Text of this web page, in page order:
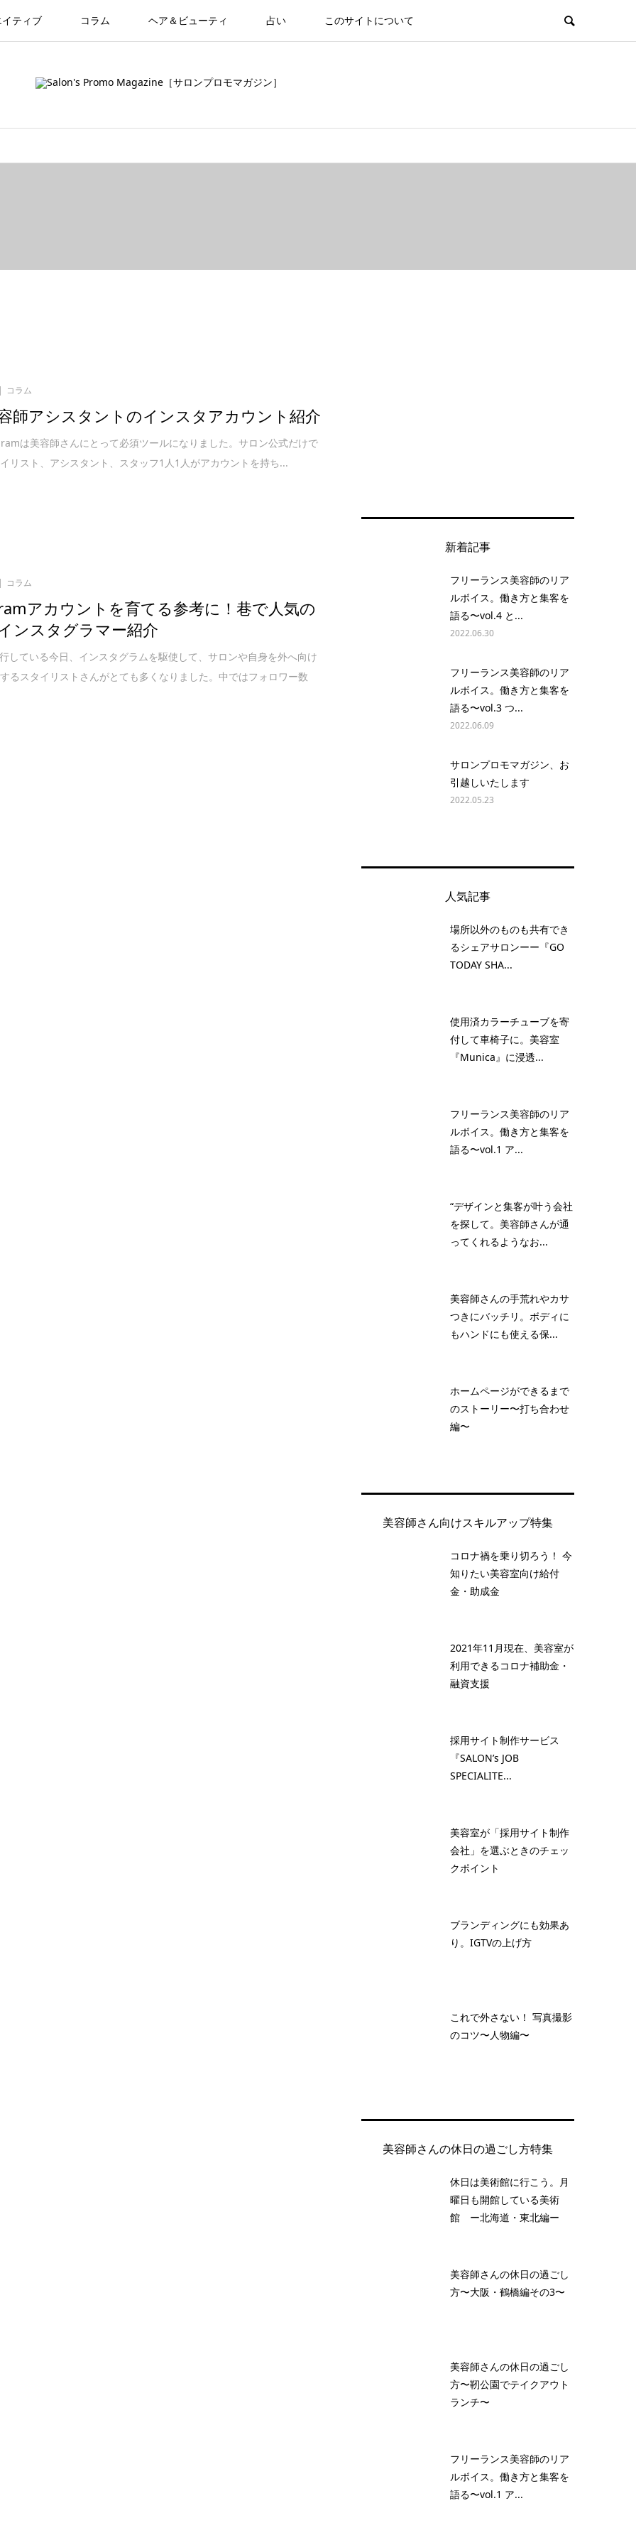
ティブ コラム ヘア＆ビューティ 占い このサイトについて
コラム
師アシスタントのインスタアカウント紹介
は美容師さんにとって必須ツールになりました。サロン公式だけで
リスト、アシスタント、スタッフ1人1人がアカウントを持ち...
コラム
アカウントを育てる参考に！巷で人気の
ンスタグラマー紹介
している今日、インスタグラムを駆使して、サロンや自身を外へ向け
るスタイリストさんがとても多くなりました。中ではフォロワー数
新着記事
フリーランス美容師のリア
ルボイス。働き方と集客を
語る〜vol.4 と...
2022.06.30
フリーランス美容師のリア
ルボイス。働き方と集客を
語る〜vol.3 つ...
2022.06.09
サロンプロモマガジン、お
引越しいたします
2022.05.23
人気記事
場所以外のものも共有でき
るシェアサロンーー『GO
TODAY SHA...
使用済カラーチューブを寄
付して車椅子に。美容室
『Munica』に浸透...
フリーランス美容師のリア
ルボイス。働き方と集客を
語る〜vol.1 ア...
“デザインと集客が叶う会社
を探して。美容師さんが通
ってくれるようなお...
美容師さんの手荒れやカサ
つきにバッチリ。ボディに
もハンドにも使える保...
ホームページができるまで
のストーリー〜打ち合わせ
編〜
美容師さん向けスキルアップ特集
コロナ禍を乗り切ろう！ 今
知りたい美容室向け給付
金・助成金
2021年11月現在、美容室が
利用できるコロナ補助金・
融資支援
採用サイト制作サービス
『SALON’s JOB
SPECIALITE...
美容室が「採用サイト制作
会社」を選ぶときのチェッ
クポイント
ブランディングにも効果あ
り。IGTVの上げ方
これで外さない！ 写真撮影
のコツ〜人物編〜
美容師さんの休日の過ごし方特集
休日は美術館に行こう。月
曜日も開館している美術
館 ー北海道・東北編ー
美容師さんの休日の過ごし
方〜大阪・鶴橋編その3〜
美容師さんの休日の過ごし
方〜靭公園でテイクアウト
ランチ〜
フリーランス美容師のリア
ルボイス。働き方と集客を
語る〜vol.1 ア...